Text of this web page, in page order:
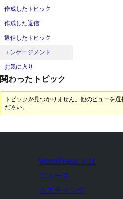
プ作成したトピック
作成した返信
返信したトピック
エンゲージメント
お気に入り
関わったトピック
トピックが見つかりません。他のビューを
ださい。
WordPress とは
ニュース
ホスティング